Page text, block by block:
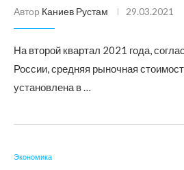
Автор Каниев Рустам 29.03.2021
На второй квартал 2021 года,
России, средняя рыночная
установлена в …
Экономика